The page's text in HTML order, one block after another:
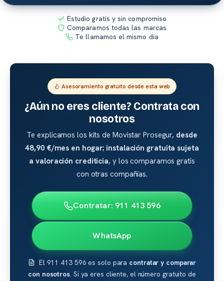
Estudio gratis y sin compromiso
Comparamos todas las marcas
Te llamamos el mismo día
Asesoramiento gratuito desde esta web
¿Aún no eres cliente? Contrata con
nosotros
Te explicamos los kits de Movistar Prosegur, desde
48,90 €/mes en hogar; instalación gratuita sujeta
a valoración crediticia, y los comparamos gratis
con otras compañías.
Contratar: 911 413 596
WhatsApp
El 911 413 596 es solo para contratar y comparar
con nosotros. Si ya eres cliente, el número gratuito de